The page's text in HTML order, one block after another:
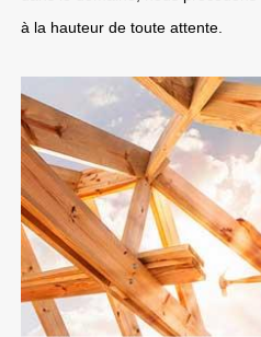
à la hauteur de toute attente.